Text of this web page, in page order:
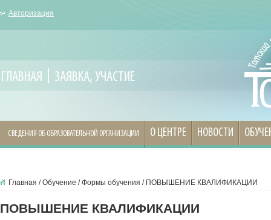
Авторизация
ГЛАВНАЯ ЗАЯВКА, УЧАСТИЕ
СВЕДЕНИЯ ОБ ОБРАЗОВАТЕЛЬНОЙ ОРГАНИЗАЦИИ О ЦЕНТРЕ НОВОСТИ
Главная /Обучение /Формы обучения / ПОВЫШЕНИЕ КВАЛИФИКАЦИИ
ПОВЫШЕНИЕ КВАЛИФИКАЦИИ